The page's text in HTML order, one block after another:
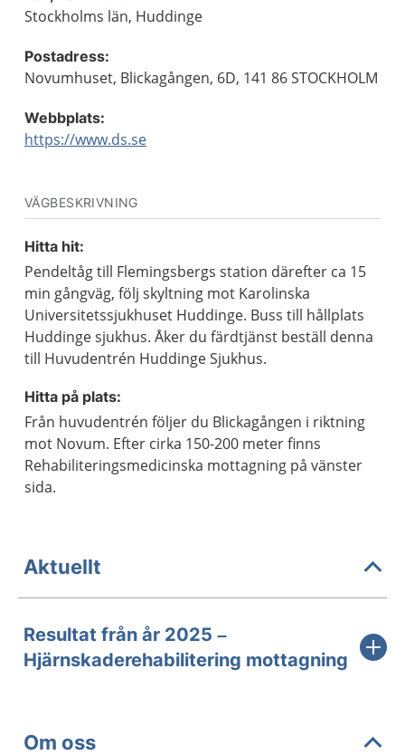
Stockholms län, Huddinge
Postadress:
Novumhuset, Blickagången, 6D, 141 86 STOCKHOLM
Webbplats:
https://www.ds.se
VÄGBESKRIVNING
Hitta hit:
Pendeltåg till Flemingsbergs station därefter ca 15
min gångväg, följ skyltning mot Karolinska
Universitetssjukhuset Huddinge. Buss till hållplats
Huddinge sjukhus. Åker du färdtjänst beställ denna
till Huvudentrén Huddinge Sjukhus.
Hitta på plats:
Från huvudentrén följer du Blickagången i riktning
mot Novum. Efter cirka 150-200 meter finns
Rehabiliteringsmedicinska mottagning på vänster
sida.
Aktuellt
Resultat från år 2025 –
Hjärnskaderehabilitering mottagning
Om oss